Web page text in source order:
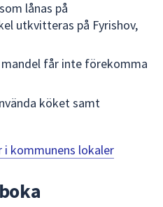
lånas på
utkvitteras på Fyrishov,
får inte förekomma
köket samt
i kommunens lokaler